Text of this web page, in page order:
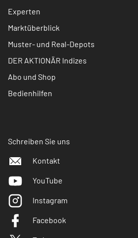
Experten
Marktüberblick
Muster- und Real-Depots
DER AKTIONÄR Indizes
Abo und Shop
Bedienhilfen
Schreiben Sie uns
Kontakt
YouTube
Instagram
Facebook